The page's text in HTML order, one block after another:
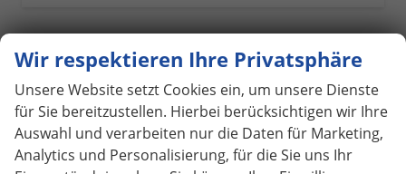
ab 307,– € mtl.
Wir respektieren Ihre Privatsphäre
Unsere Website setzt Cookies ein, um unsere Dienste
für Sie bereitzustellen. Hierbei berücksichtigen wir Ihre
Auswahl und verarbeiten nur die Daten für Marketing,
Analytics und Personalisierung, für die Sie uns Ihr